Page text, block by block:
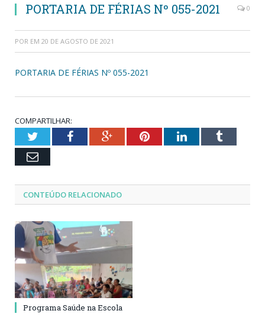
PORTARIA DE FÉRIAS Nº 055-2021 0
POR EM 20 DE AGOSTO DE 2021
PORTARIA DE FÉRIAS Nº 055-2021
COMPARTILHAR:
TwitterFacebookGoogle+PinterestLinkedInTumblr
Email
CONTEÚDO RELACIONADO
Programa Saúde na Escola